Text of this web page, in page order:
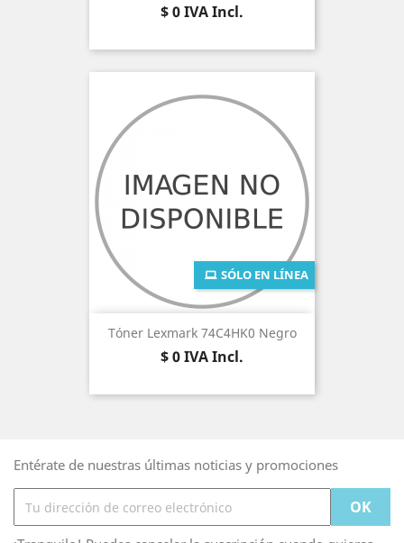
Precio
$ 0IVA Incl.
Tóner Lexmark 74C4HK0 Negro
Precio
$ 0IVA Incl.
SÓLO EN LÍNEA
Entérate de nuestras últimas noticias y promociones